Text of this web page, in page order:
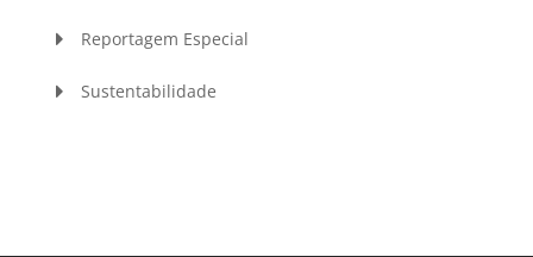
Reportagem Especial
Sustentabilidade